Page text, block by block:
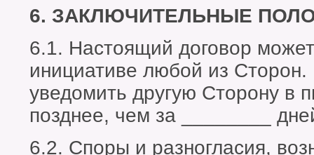
6. ЗАКЛЮЧИТЕЛЬНЫЕ
6.1. Настоящий договор
инициативе любой из
уведомить другую Сторону в
позднее, чем за ________
6.2. Споры и разногласия,